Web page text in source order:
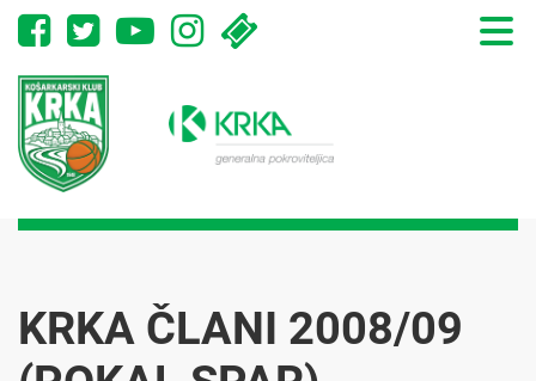
Toggle
KRKA ČLANI 2008/09